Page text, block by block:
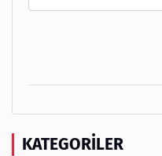
KATEGORILER